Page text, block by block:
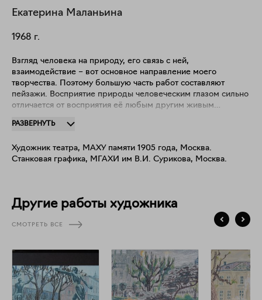
Екатерина Маланьина
1968 г.
Взгляд человека на природу, его связь с ней,
взаимодействие – вот основное направление моего
творчества. Поэтому большую часть работ составляют
пейзажи. Восприятие природы человеческим глазом сильно
отличается от восприятия её любым другим живым
ассоциативное мышление. Образ, рождающийся в
жанровой картиной, возникает на основе тех знаний о мире
и предпочтений в искусстве, которые есть у художника. В
основе ассоциаций и эмоций. Мне бы хотелось, чтобы и у
зрителя, который будет смотреть на мои работы, тоже
возникали свои ассоциации, пусть даже отличающиеся от
РАЗВЕРНУТЬ
Художник театра, МАХУ памяти 1905 года, Москва.
Станковая графика, МГАХИ им В.И. Сурикова, Москва.
Другие работы художника
СМОТРЕТЬ ВСЕ